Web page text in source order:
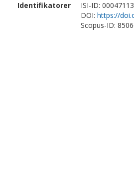
Identifikatorer
ISI-ID:
DOI: https://
Scopus-ID: